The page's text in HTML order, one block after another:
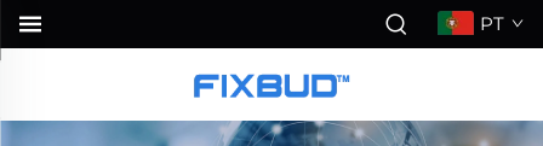
PT